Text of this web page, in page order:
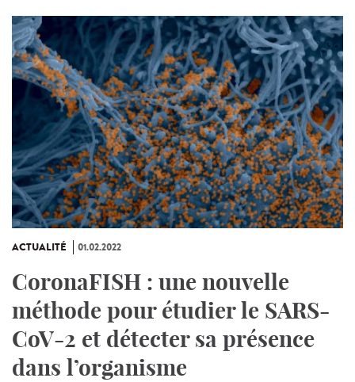
ACTUALITÉ 01.02.2022
CoronaFISH : une nouvelle
méthode pour étudier le SARS-
CoV-2 et détecter sa présence
dans l’organisme